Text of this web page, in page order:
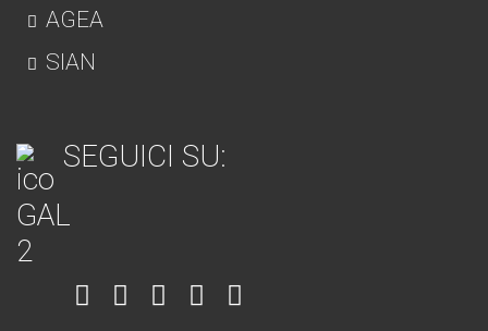
AGEA
SIAN
SEGUICI SU:
Item Item Item Item